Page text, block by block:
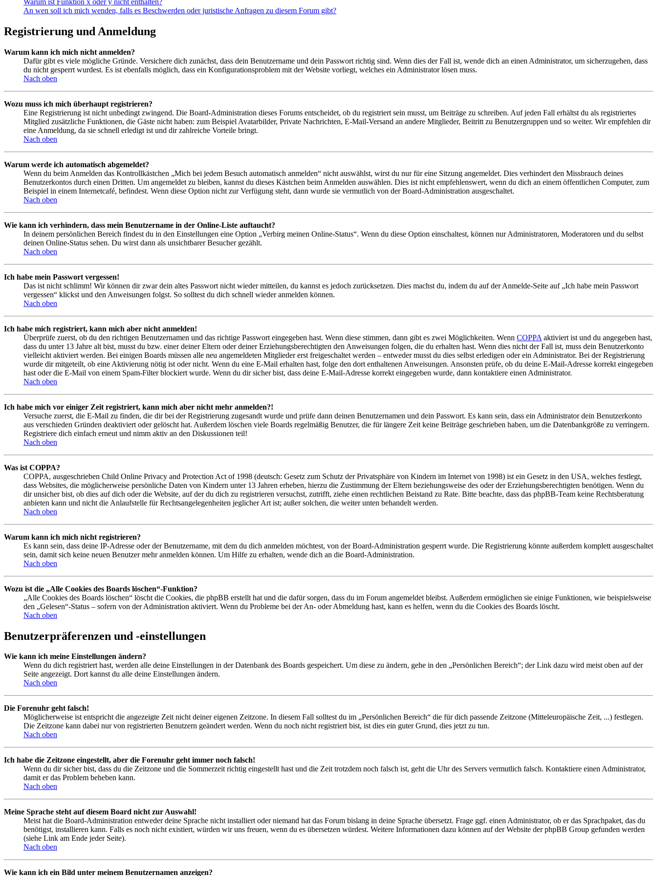
An wen soll ich mich wenden, falls es Beschwerden oder juristische Anfragen zu diesem Forum gibt?
Registrierung und Anmeldung
Warum kann ich mich nicht anmelden?
Dafür gibt es viele mögliche Gründe. Versichere dich zunächst, dass dein Benutzername und dein Passwort richtig sind. Wenn dies der Fall ist, wende dich an einen Administrator, um sicherzugehen, dass
du nicht gesperrt wurdest. Es ist ebenfalls möglich, dass ein Konfigurationsproblem mit der Website vorliegt, welches ein Administrator lösen muss.
Nach oben
Wozu muss ich mich überhaupt registrieren?
Eine Registrierung ist nicht unbedingt zwingend. Die Board-Administration dieses Forums entscheidet, ob du registriert sein musst, um Beiträge zu schreiben. Auf jeden Fall erhältst du als registriertes
Mitglied zusätzliche Funktionen, die Gäste nicht haben: zum Beispiel Avatarbilder, Private Nachrichten, E-Mail-Versand an andere Mitglieder, Beitritt zu Benutzergruppen und so weiter. Wir empfehlen dir
eine Anmeldung, da sie schnell erledigt ist und dir zahlreiche Vorteile bringt.
Nach oben
Warum werde ich automatisch abgemeldet?
Wenn du beim Anmelden das Kontrollkästchen „Mich bei jedem Besuch automatisch anmelden“ nicht auswählst, wirst du nur für eine Sitzung angemeldet. Dies verhindert den Missbrauch deines
Benutzerkontos durch einen Dritten. Um angemeldet zu bleiben, kannst du dieses Kästchen beim Anmelden auswählen. Dies ist nicht empfehlenswert, wenn du dich an einem öffentlichen Computer, zum
Beispiel in einem Internetcafé, befindest. Wenn diese Option nicht zur Verfügung steht, dann wurde sie vermutlich von der Board-Administration ausgeschaltet.
Nach oben
Wie kann ich verhindern, dass mein Benutzername in der Online-Liste auftaucht?
In deinem persönlichen Bereich findest du in den Einstellungen eine Option „Verbirg meinen Online-Status“. Wenn du diese Option einschaltest, können nur Administratoren, Moderatoren und du selbst
deinen Online-Status sehen. Du wirst dann als unsichtbarer Besucher gezählt.
Nach oben
Ich habe mein Passwort vergessen!
Das ist nicht schlimm! Wir können dir zwar dein altes Passwort nicht wieder mitteilen, du kannst es jedoch zurücksetzen. Dies machst du, indem du auf der Anmelde-Seite auf „Ich habe mein Passwort
vergessen“ klickst und den Anweisungen folgst. So solltest du dich schnell wieder anmelden können.
Nach oben
Ich habe mich registriert, kann mich aber nicht anmelden!
Überprüfe zuerst, ob du den richtigen Benutzernamen und das richtige Passwort eingegeben hast. Wenn diese stimmen, dann gibt es zwei Möglichkeiten. Wenn COPPA aktiviert ist und du angegeben hast,
dass du unter 13 Jahre alt bist, musst du bzw. einer deiner Eltern oder deiner Erziehungsberechtigten den Anweisungen folgen, die du erhalten hast. Wenn dies nicht der Fall ist, muss dein Benutzerkonto
vielleicht aktiviert werden. Bei einigen Boards müssen alle neu angemeldeten Mitglieder erst freigeschaltet werden – entweder musst du dies selbst erledigen oder ein Administrator. Bei der Registrierung
wurde dir mitgeteilt, ob eine Aktivierung nötig ist oder nicht. Wenn du eine E-Mail erhalten hast, folge den dort enthaltenen Anweisungen. Ansonsten prüfe, ob du deine E-Mail-Adresse korrekt eingegeben
hast oder die E-Mail von einem Spam-Filter blockiert wurde. Wenn du dir sicher bist, dass deine E-Mail-Adresse korrekt eingegeben wurde, dann kontaktiere einen Administrator.
Nach oben
Ich habe mich vor einiger Zeit registriert, kann mich aber nicht mehr anmelden?!
Versuche zuerst, die E-Mail zu finden, die dir bei der Registrierung zugesandt wurde und prüfe dann deinen Benutzernamen und dein Passwort. Es kann sein, dass ein Administrator dein Benutzerkonto
aus verschieden Gründen deaktiviert oder gelöscht hat. Außerdem löschen viele Boards regelmäßig Benutzer, die für längere Zeit keine Beiträge geschrieben haben, um die Datenbankgröße zu verringern.
Registriere dich einfach erneut und nimm aktiv an den Diskussionen teil!
Nach oben
Was ist COPPA?
COPPA, ausgeschrieben Child Online Privacy and Protection Act of 1998 (deutsch: Gesetz zum Schutz der Privatsphäre von Kindern im Internet von 1998) ist ein Gesetz in den USA, welches festlegt,
dass Websites, die möglicherweise persönliche Daten von Kindern unter 13 Jahren erheben, hierzu die Zustimmung der Eltern beziehungsweise des oder der Erziehungsberechtigten benötigen. Wenn du
dir unsicher bist, ob dies auf dich oder die Website, auf der du dich zu registrieren versuchst, zutrifft, ziehe einen rechtlichen Beistand zu Rate. Bitte beachte, dass das phpBB-Team keine Rechtsberatung
anbieten kann und nicht die Anlaufstelle für Rechtsangelegenheiten jeglicher Art ist; außer solchen, die weiter unten behandelt werden.
Nach oben
Warum kann ich mich nicht registrieren?
Es kann sein, dass deine IP-Adresse oder der Benutzername, mit dem du dich anmelden möchtest, von der Board-Administration gesperrt wurde. Die Registrierung könnte außerdem komplett ausgeschaltet
sein, damit sich keine neuen Benutzer mehr anmelden können. Um Hilfe zu erhalten, wende dich an die Board-Administration.
Nach oben
Wozu ist die „Alle Cookies des Boards löschen“-Funktion?
„Alle Cookies des Boards löschen“ löscht die Cookies, die phpBB erstellt hat und die dafür sorgen, dass du im Forum angemeldet bleibst. Außerdem ermöglichen sie einige Funktionen, wie beispielsweise
den „Gelesen“-Status – sofern von der Administration aktiviert. Wenn du Probleme bei der An- oder Abmeldung hast, kann es helfen, wenn du die Cookies des Boards löscht.
Nach oben
Benutzerpräferenzen und -einstellungen
Wie kann ich meine Einstellungen ändern?
Wenn du dich registriert hast, werden alle deine Einstellungen in der Datenbank des Boards gespeichert. Um diese zu ändern, gehe in den „Persönlichen Bereich“; der Link dazu wird meist oben auf der
Seite angezeigt. Dort kannst du alle deine Einstellungen ändern.
Nach oben
Die Forenuhr geht falsch!
Möglicherweise ist entspricht die angezeigte Zeit nicht deiner eigenen Zeitzone. In diesem Fall solltest du im „Persönlichen Bereich“ die für dich passende Zeitzone (Mitteleuropäische Zeit, ...) festlegen.
Die Zeitzone kann dabei nur von registrierten Benutzern geändert werden. Wenn du noch nicht registriert bist, ist dies ein guter Grund, dies jetzt zu tun.
Nach oben
Ich habe die Zeitzone eingestellt, aber die Forenuhr geht immer noch falsch!
Wenn du dir sicher bist, dass du die Zeitzone und die Sommerzeit richtig eingestellt hast und die Zeit trotzdem noch falsch ist, geht die Uhr des Servers vermutlich falsch. Kontaktiere einen Administrator,
damit er das Problem beheben kann.
Nach oben
Meine Sprache steht auf diesem Board nicht zur Auswahl!
Meist hat die Board-Administration entweder deine Sprache nicht installiert oder niemand hat das Forum bislang in deine Sprache übersetzt. Frage ggf. einen Administrator, ob er das Sprachpaket, das du
benötigst, installieren kann. Falls es noch nicht existiert, würden wir uns freuen, wenn du es übersetzen würdest. Weitere Informationen dazu können auf der Website der phpBB Group gefunden werden
(siehe Link am Ende jeder Seite).
Nach oben
Wie kann ich ein Bild unter meinem Benutzernamen anzeigen?